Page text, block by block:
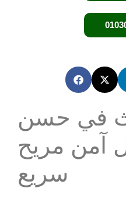
في حسن
آمن مريح
سريع